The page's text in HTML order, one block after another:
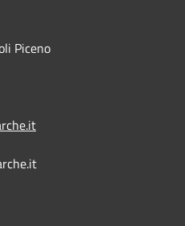
Piceno